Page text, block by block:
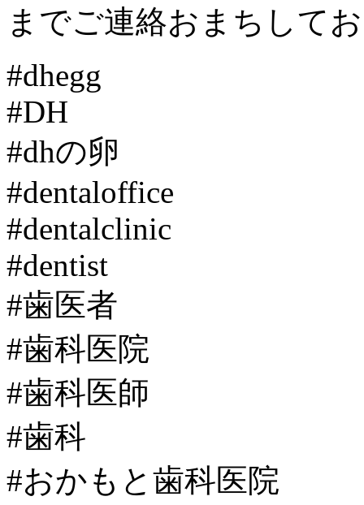
までご連絡おまちして
#dhegg
#DH
#dhの卵
#dentaloffice
#dentalclinic
#dentist
#歯医者
#歯科医院
#歯科医師
#歯科
#おかもと歯科医院